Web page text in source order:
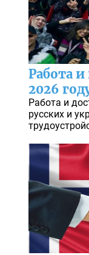
Работа
2026
Работа и
русских и